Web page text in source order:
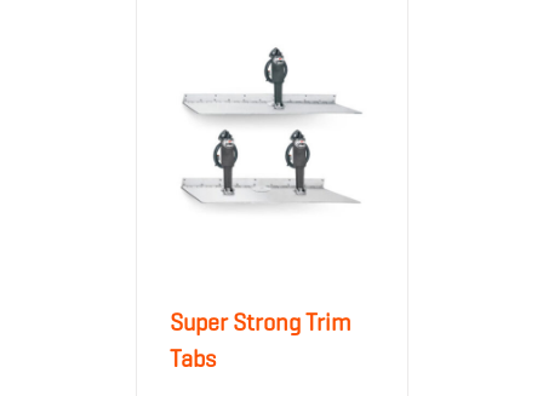
Super Strong Trim
Tabs